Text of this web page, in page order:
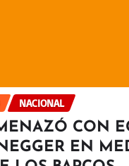
NACIONAL
CON
EN